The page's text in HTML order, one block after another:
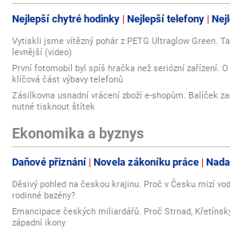
Nejlepší chytré hodinky Nejlepší telefony
Vytiskli jsme vítězný pohár z PETG Ultraglow Green.
levnější (video)
První fotomobil byl spíš hračka než seriózní zařízení.
klíčová část výbavy telefonů
Zásilkovna usnadní vrácení zboží e-shopům. Balíček
nutné tisknout štítek
Ekonomika a byznys
Daňové přiznání Novela zákoníku práce
Děsivý pohled na českou krajinu. Proč v Česku mizí
rodinné bazény?
Emancipace českých miliardářů. Proč Strnad,
západní ikony